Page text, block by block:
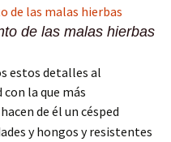
de las malas hierbas
estos detalles al
la que más
de él un césped
y hongos y resistentes